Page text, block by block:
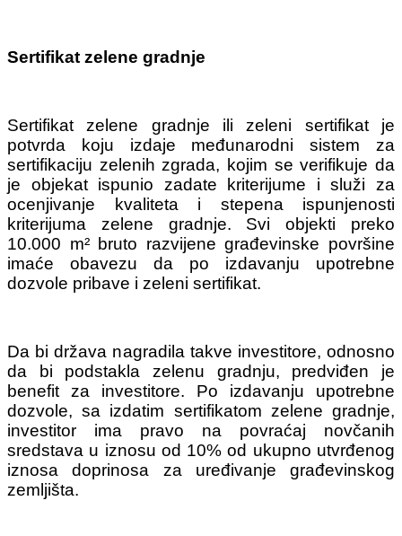
Sertifikat zelene gradnje
Sertifikat zelene gradnje ili zeleni sertifikat je
potvrda koju izdaje međunarodni sistem za
sertifikaciju zelenih zgrada, kojim se verifikuje da
je objekat ispunio zadate kriterijume i služi za
ocenjivanje kvaliteta i stepena ispunjenosti
kriterijuma zelene gradnje. Svi objekti preko
10.000 m² bruto razvijene građevinske površine
imaće obavezu da po izdavanju upotrebne
dozvole pribave i zeleni sertifikat.
Da bi država nagradila takve investitore, odnosno
da bi podstakla zelenu gradnju, predviđen je
benefit za investitore. Po izdavanju upotrebne
dozvole, sa izdatim sertifikatom zelene gradnje,
investitor ima pravo na povraćaj novčanih
sredstava u iznosu od 10% od ukupno utvrđenog
iznosa doprinosa za uređivanje građevinskog
zemljišta.